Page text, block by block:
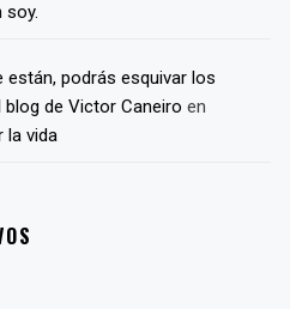
soy.
están, podrás esquivar los
de Victor Caneiro en
la vida